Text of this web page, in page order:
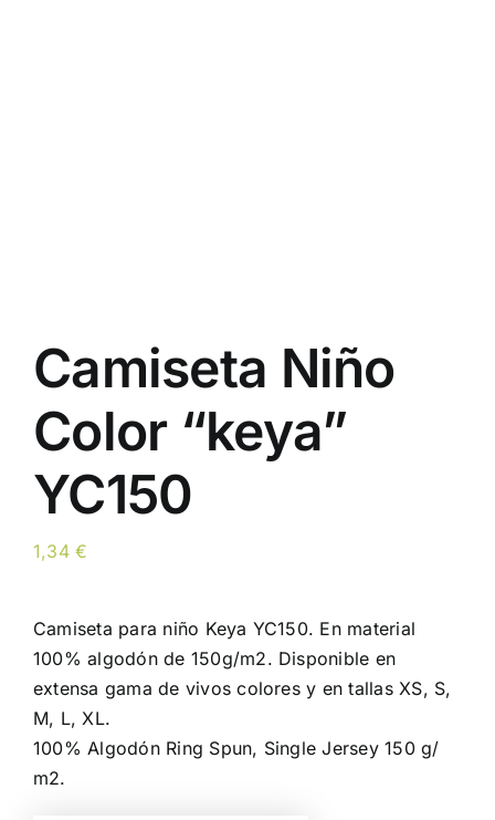
Camiseta Niño
Color “keya”
YC150
1,34€
Camiseta para niño Keya YC150. En material
100% algodón de 150g/m2. Disponible en
extensa gama de vivos colores y en tallas XS, S,
M, L, XL.
100% Algodón Ring Spun, Single Jersey 150 g/
m2.